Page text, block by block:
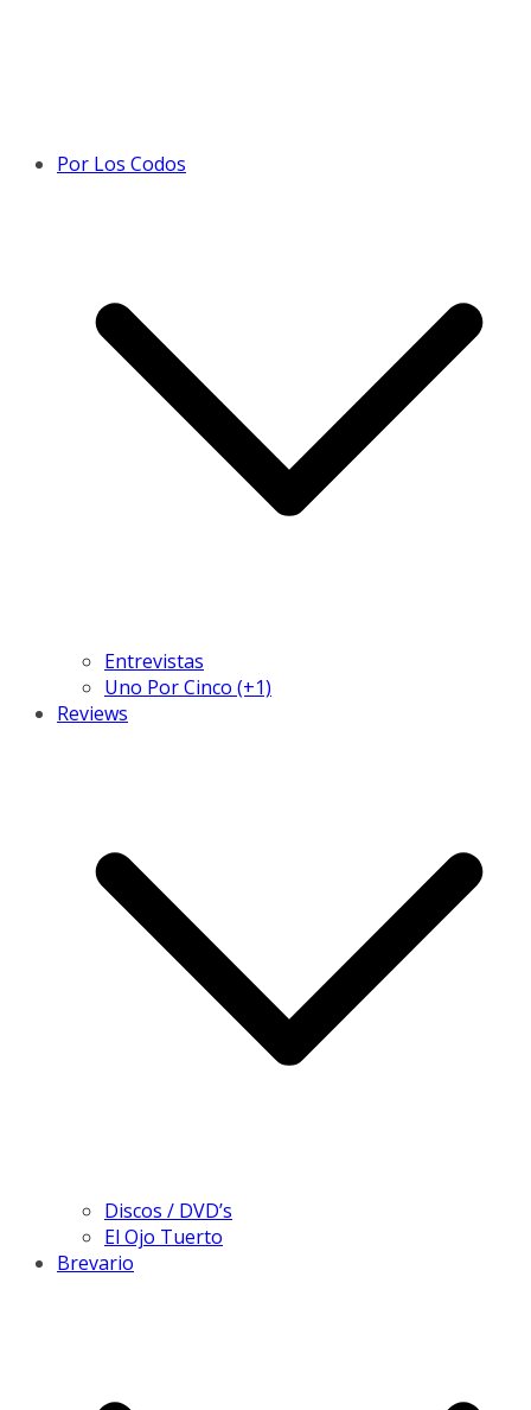
Por Los Codos
Entrevistas
Uno Por Cinco (+1)
Reviews
Discos / DVD’s
El Ojo Tuerto
Brevario